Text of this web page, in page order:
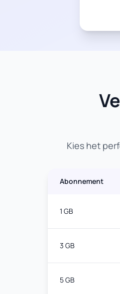
Kies het
Abonnement
1 GB
3 GB
5 GB